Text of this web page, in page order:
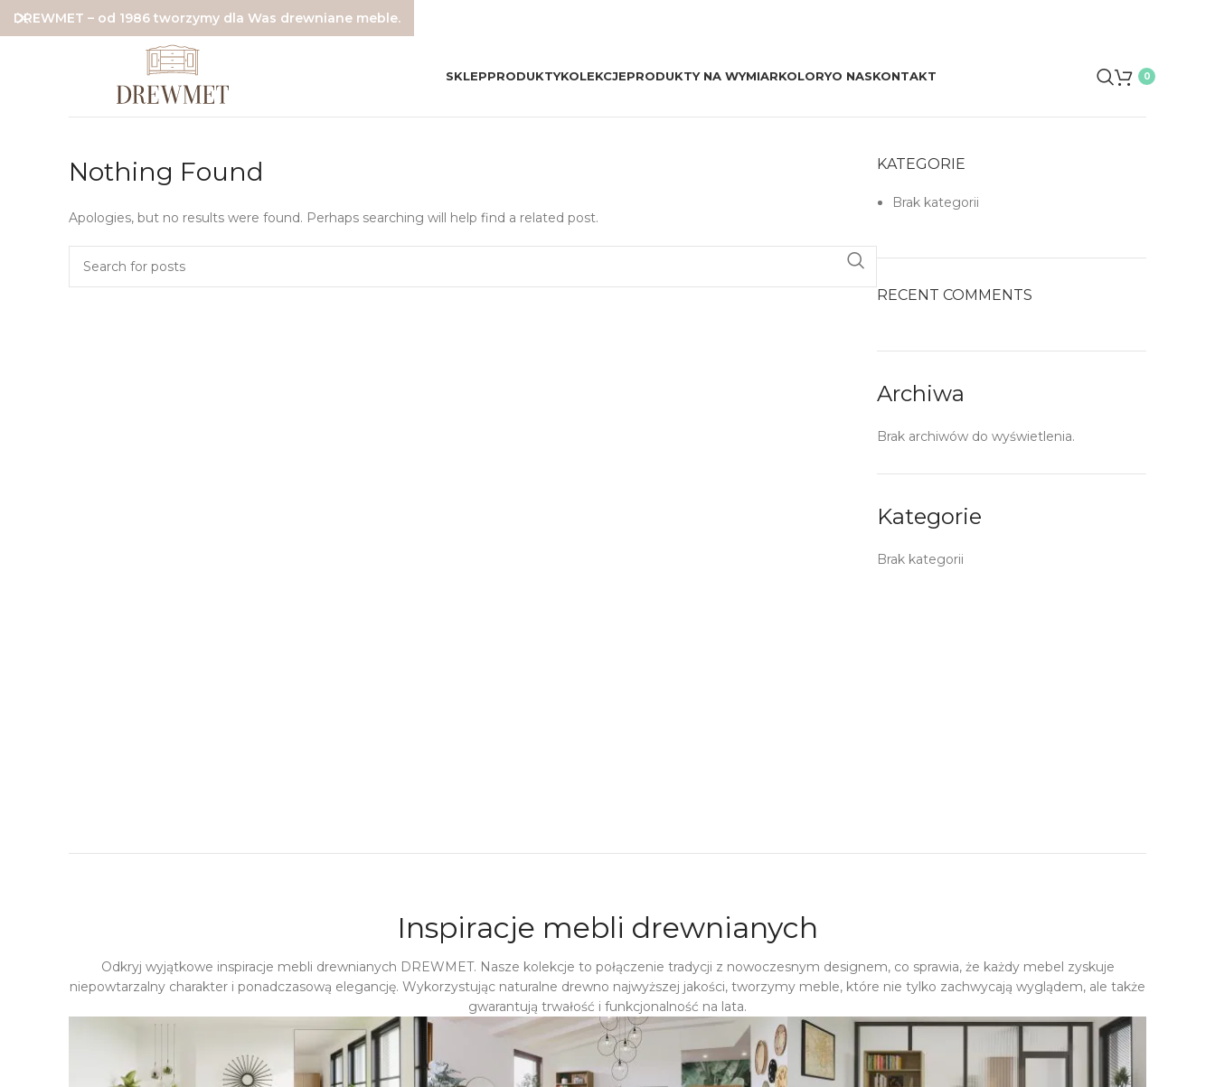
SKLEPPRODUKTYKOLEKCJEPRODUKTY NA WYMIARKOLORYO NASKONTAKT 0
Nothing Found
Apologies, but no results were found. Perhaps searching will help find a related post.
KATEGORIE
Brak kategorii
RECENT COMMENTS
Archiwa
Brak archiwów do wyświetlenia.
Kategorie
Brak kategorii
Inspiracje mebli drewnianych
Odkryj wyjątkowe inspiracje mebli drewnianych DREWMET. Nasze kolekcje to połączenie tradycji z nowoczesnym designem, co sprawia, że każdy mebel zyskuje
niepowtarzalny charakter i ponadczasową elegancję. Wykorzystując naturalne drewno najwyższej jakości, tworzymy meble, które nie tylko zachwycają wyglądem, ale także
gwarantują trwałość i funkcjonalność na lata.
DREWMET – od 1986 tworzymy dla Was drewniane meble.